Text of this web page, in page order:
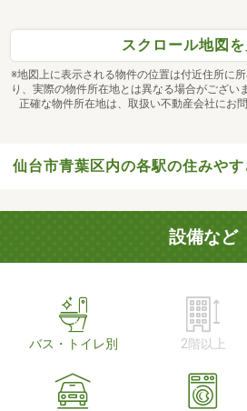
スクロール地図
※地図上に表示される物件の位置は付近住所に
り、実際の物件所在地とは異なる場合がござい
正確な物件所在地は、取扱い不動産会社にお問
仙台市青葉区内の各駅の住みやす
設備など
バス・トイレ別 2階以上